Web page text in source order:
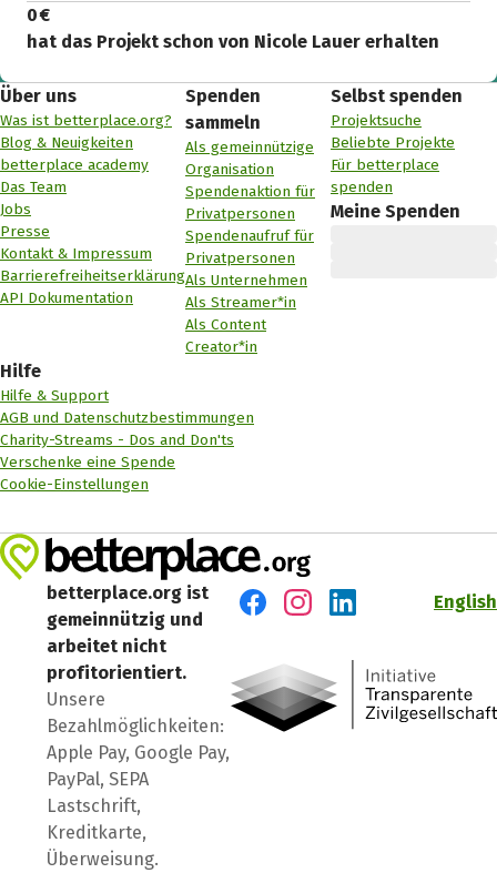
0 €
hat das Projekt schon von Nicole Lauer erhalten
Über uns
Was ist betterplace.org?
Blog & Neuigkeiten
betterplace academy
Das Team
Jobs
Presse
Kontakt & Impressum
Barrierefreiheitserklärung
API Dokumentation
Spenden
sammeln
Als gemeinnützige
Organisation
Spendenaktion für
Privatpersonen
Spendenaufruf für
Privatpersonen
Als Unternehmen
Als Streamer*in
Als Content
Creator*in
Selbst spenden
Projektsuche
Beliebte Projekte
Für betterplace
spenden
Meine Spenden
Hilfe
Hilfe & Support
AGB und Datenschutzbestimmungen
Charity-Streams - Dos and Don'ts
Verschenke eine Spende
Cookie-Einstellungen
betterplace.org ist
gemeinnützig und
arbeitet nicht
profitorientiert.
Unsere
Bezahlmöglichkeiten:
Apple Pay, Google Pay,
PayPal, SEPA
Lastschrift,
Kreditkarte,
Überweisung.
English